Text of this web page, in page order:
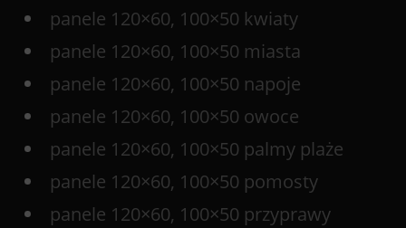
panele 120×60, 100×50 kwiaty
panele 120×60, 100×50 miasta
panele 120×60, 100×50 napoje
panele 120×60, 100×50 owoce
panele 120×60, 100×50 palmy plaże
panele 120×60, 100×50 pomosty
panele 120×60, 100×50 przyprawy